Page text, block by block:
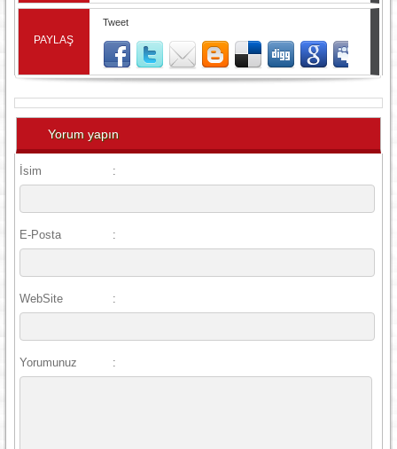
PAYLAŞ
Tweet
Yorum yapın
İsim :
E-Posta :
WebSite :
Yorumunuz :